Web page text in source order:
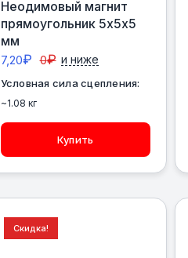
Неодимовый магнит
прямоугольник 5х5х5
мм
7,20₽ 0₽ и ниже
Условная сила сцепления:
~1.08 кг
Купить
Скидка!